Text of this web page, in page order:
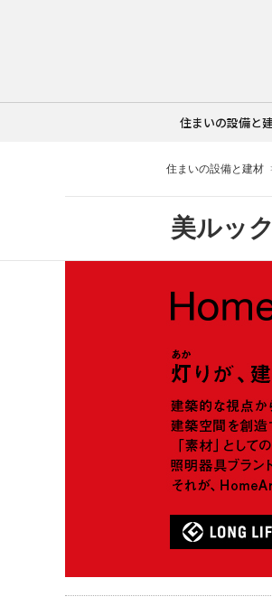
住まいの設備と
住まいの設備と建材
美ルッ